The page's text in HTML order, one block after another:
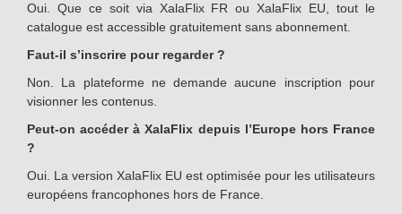
Oui. Que ce soit via XalaFlix FR ou XalaFlix EU, tout le
catalogue est accessible gratuitement sans abonnement.
Faut-il s’inscrire pour regarder ?
Non. La plateforme ne demande aucune inscription pour
visionner les contenus.
Peut-on accéder à XalaFlix depuis l’Europe hors France
?
Oui. La version XalaFlix EU est optimisée pour les utilisateurs
européens francophones hors de France.